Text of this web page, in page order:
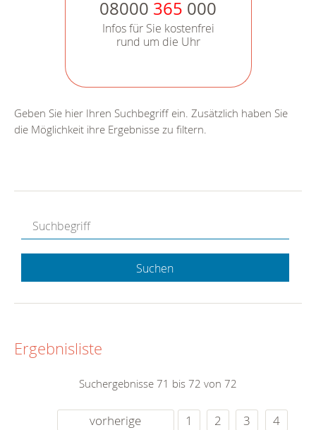
08000 365 000
Infos für Sie kostenfrei
rund um die Uhr
Geben Sie hier Ihren Suchbegriff ein. Zusätzlich haben Sie
die Möglichkeit ihre Ergebnisse zu filtern.
Suchen
Ergebnisliste
Suchergebnisse 71 bis 72 von 72
vorherige 1 2 3
4